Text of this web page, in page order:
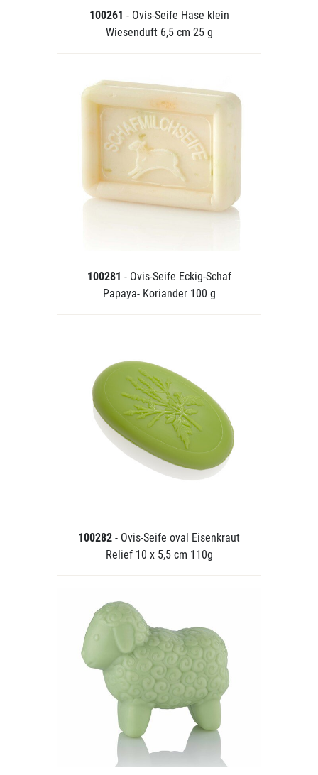
100261 - Ovis-Seife Hase klein
Wiesenduft 6,5 cm 25 g
100281 - Ovis-Seife Eckig-Schaf
Papaya- Koriander 100 g
100282 - Ovis-Seife oval Eisenkraut
Relief 10 x 5,5 cm 110g